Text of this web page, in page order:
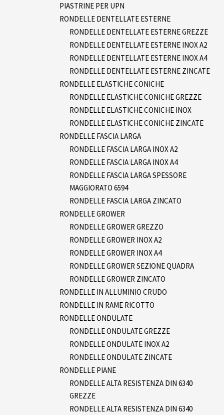
PIASTRINE PER UPN
RONDELLE DENTELLATE ESTERNE
RONDELLE DENTELLATE ESTERNE GREZZE
RONDELLE DENTELLATE ESTERNE INOX A2
RONDELLE DENTELLATE ESTERNE INOX A4
RONDELLE DENTELLATE ESTERNE ZINCATE
RONDELLE ELASTICHE CONICHE
RONDELLE ELASTICHE CONICHE GREZZE
RONDELLE ELASTICHE CONICHE INOX
RONDELLE ELASTICHE CONICHE ZINCATE
RONDELLE FASCIA LARGA
RONDELLE FASCIA LARGA INOX A2
RONDELLE FASCIA LARGA INOX A4
RONDELLE FASCIA LARGA SPESSORE
MAGGIORATO 6594
RONDELLE FASCIA LARGA ZINCATO
RONDELLE GROWER
RONDELLE GROWER GREZZO
RONDELLE GROWER INOX A2
RONDELLE GROWER INOX A4
RONDELLE GROWER SEZIONE QUADRA
RONDELLE GROWER ZINCATO
RONDELLE IN ALLUMINIO CRUDO
RONDELLE IN RAME RICOTTO
RONDELLE ONDULATE
RONDELLE ONDULATE GREZZE
RONDELLE ONDULATE INOX A2
RONDELLE ONDULATE ZINCATE
RONDELLE PIANE
RONDELLE ALTA RESISTENZA DIN 6340
GREZZE
RONDELLE ALTA RESISTENZA DIN 6340